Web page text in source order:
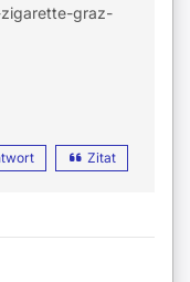
graz-
Zitat